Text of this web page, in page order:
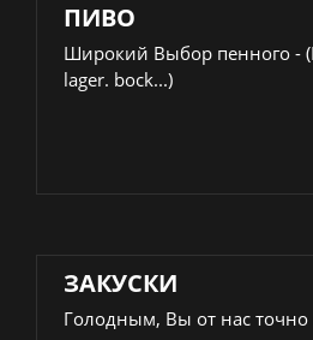
ПИВО
Широкий Выбор пенного -
lager. bock...)
ЗАКУСКИ
Голодным, Вы от нас точно